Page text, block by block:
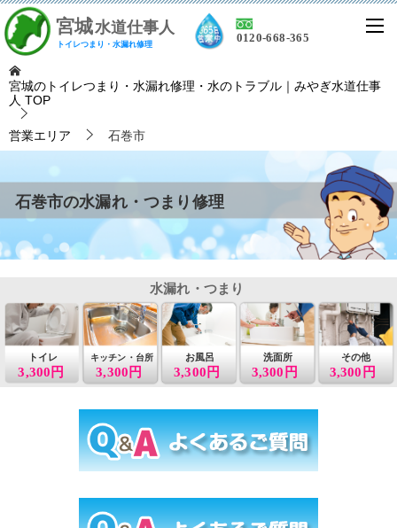
宮城水道仕事人
トイレつまり・水漏れ修理
0120-668-365
宮城のトイレつまり・水漏れ修理・水のトラブル｜みやぎ水道仕事
人 TOP
営業エリア 石巻市
石巻市の水漏れ・つまり修理
3,300円
トイレ
3,300円
キッチン・台所 お風呂
3,300円
洗面所
3,300円
その他
3,300円
水漏れ・つまり